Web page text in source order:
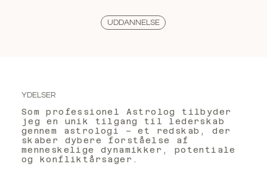
UDDANNELSE
YDELSER
Som professionel Astrolog tilbyder
jeg en unik tilgang til lederskab
gennem astrologi – et redskab, der
skaber dybere forståelse af
menneskelige dynamikker, potentiale
og konfliktårsager.